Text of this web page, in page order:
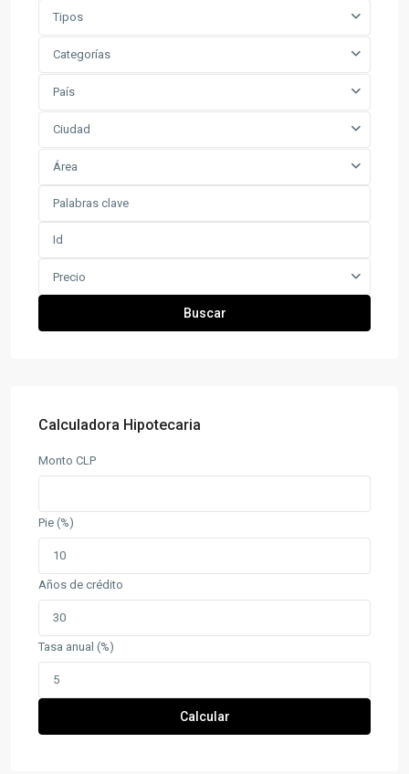
Tipos
Categorías
País
Ciudad
Área
Precio
Buscar
Calculadora Hipotecaria
Monto CLP
Pie (%)
Años de crédito
Tasa anual (%)
Calcular